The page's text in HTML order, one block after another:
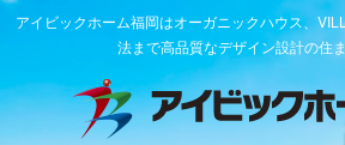
アイビックホーム福岡はオーガニックハウス、
法まで高品質なデザイン設計の住